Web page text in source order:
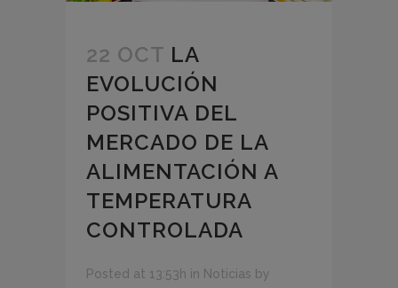
22 OCT LA
EVOLUCIÓN
POSITIVA DEL
MERCADO DE LA
ALIMENTACIÓN A
TEMPERATURA
CONTROLADA
Posted at 13:53h in Noticias by